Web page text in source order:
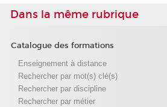
Dans la même rubrique
Catalogue des formations
Enseignement à distance
Rechercher par mot(s) clé(s)
Rechercher par discipline
Rechercher par métier